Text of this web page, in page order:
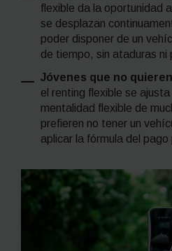
flexible da la oportunidad
se desplazan
poder disponer de un
de tiempo, sin ataduras ni
Jóvenes que no
el renting flexible se
mentalidad flexible de
prefieren no tener un
aplicar la fórmula del pago